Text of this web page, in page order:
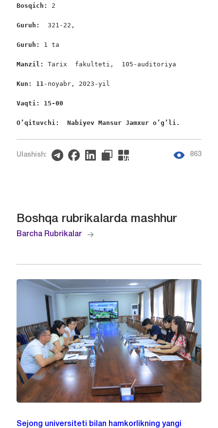
Bosqich: 2
Guruh: 321-22,
Guruh: 1 ta
Manzil: Tarix  fakulteti,  105-auditoriya
Kun: 11-noyabr, 2023-yil
Vaqti: 15-00
O’qituvchi:  Nabiyev Mansur Jamxur o’g’li.
Ulashish: 863
Boshqa rubrikalarda mashhur
Barcha Rubrikalar
Sejong universiteti bilan hamkorlikning yangi